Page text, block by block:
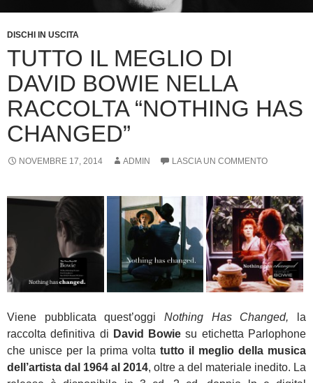
DISCHI IN USCITA
TUTTO IL MEGLIO DI
DAVID BOWIE NELLA
RACCOLTA “NOTHING HAS
CHANGED”
NOVEMBRE 17, 2014 ADMIN LASCIA UN COMMENTO
Viene pubblicata quest’oggi Nothing Has Changed, la
raccolta definitiva di David Bowie su etichetta Parlophone
che unisce per la prima volta tutto il meglio della musica
dell’artista dal 1964 al 2014, oltre a del materiale inedito. La